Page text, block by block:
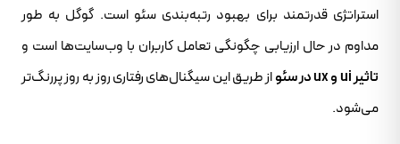
استراتژی قدرتمند برای بهبود رتبه‌بندی سئو است. گوگل به طور
مداوم در حال ارزیابی چگونگی تعامل کاربران با وب‌سایت‌ها است و
تاثیر ui و ux در سئو
از طریق این سیگنال‌های رفتاری روز به روز پررنگ‌تر
می‌شود.